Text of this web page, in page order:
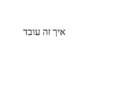
איך זה עובד